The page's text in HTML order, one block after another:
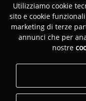
Utilizziamo cookie
sito e cookie
marketing di terze
annunci che per
nostre